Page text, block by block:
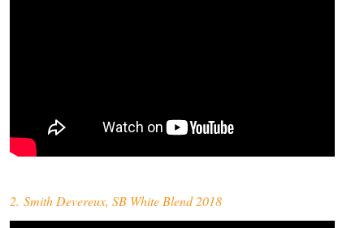
2. Smith Devereux, SB White Blend 2018